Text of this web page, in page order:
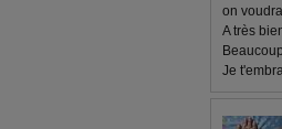
on
A très
Je